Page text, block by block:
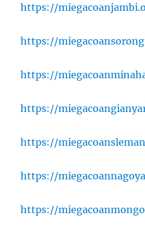
https://
https://
https://
https://
https://
https://
https://